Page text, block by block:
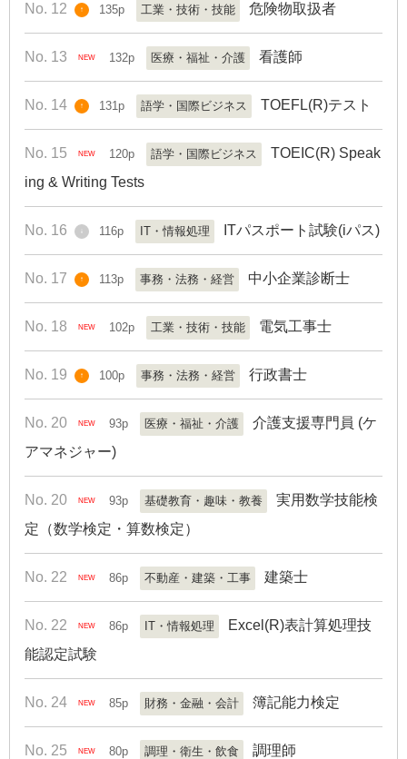
No. 12 ↑ 135p 工業・技術・技能 危険物取扱者
No. 13 NEW 132p 医療・福祉・介護 看護師
No. 14 ↑ 131p 語学・国際ビジネス TOEFL(R)テスト
No. 15 NEW 120p 語学・国際ビジネス
TOEIC(R) Speak
ing & Writing Tests
No. 16 ↓ 116p IT・情報処理 ITパスポート試験(iパス)
No. 17 ↑ 113p 事務・法務・経営 中小企業診断士
No. 18 NEW 102p 工業・技術・技能 電気工事士
No. 19 ↑ 100p 事務・法務・経営 行政書士
No. 20 NEW 93p 医療・福祉・介護
介護支援専門員 (ケ
アマネジャー)
No. 20 NEW 93p 基礎教育・趣味・教養
実用数学技能検
定（数学検定・算数検定）
No. 22 NEW 86p 不動産・建築・工事 建築士
No. 22 NEW 86p IT・情報処理
Excel(R)表計算処理技
能認定試験
No. 24 NEW 85p 財務・金融・会計 簿記能力検定
No. 25 NEW 80p 調理・衛生・飲食 調理師